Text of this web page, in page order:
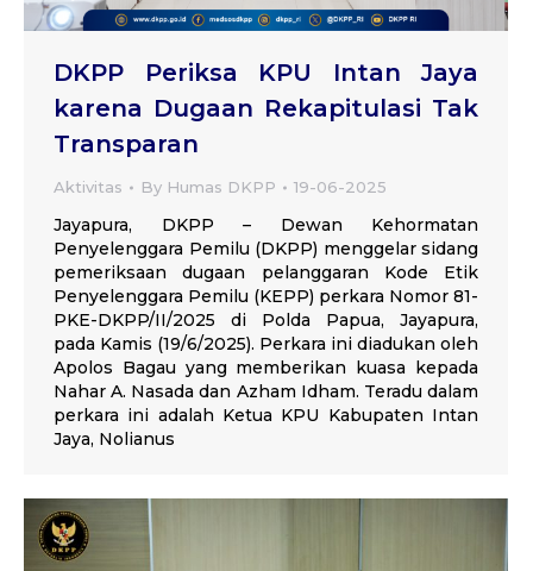
DKPP Periksa KPU Intan Jaya
karena Dugaan Rekapitulasi Tak
Transparan
Aktivitas By Humas DKPP 19-06-2025
Jayapura, DKPP – Dewan Kehormatan
Penyelenggara Pemilu (DKPP) menggelar sidang
pemeriksaan dugaan pelanggaran Kode Etik
Penyelenggara Pemilu (KEPP) perkara Nomor 81-
PKE-DKPP/II/2025 di Polda Papua, Jayapura,
pada Kamis (19/6/2025). Perkara ini diadukan oleh
Apolos Bagau yang memberikan kuasa kepada
Nahar A. Nasada dan Azham Idham. Teradu dalam
perkara ini adalah Ketua KPU Kabupaten Intan
Jaya, Nolianus